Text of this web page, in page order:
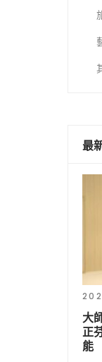
最
大
正
能